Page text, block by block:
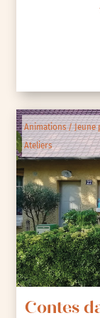
Animations / Jeune
Ateliers
Contes